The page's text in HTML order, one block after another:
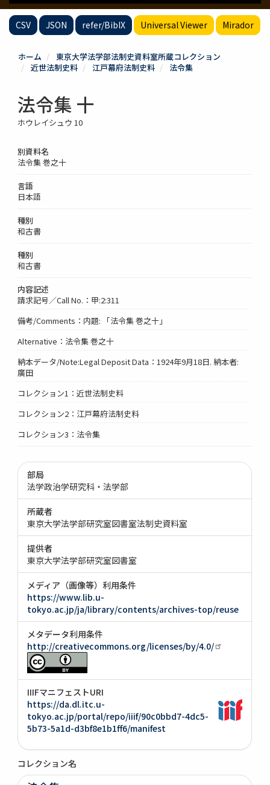
CSV JSON refer/BibIX Universal Viewer Mirador
ホーム
東京大学法学部法制史資料室所蔵コレクション
近世法制史料
江戸幕府法制史料 法令集
法令集 十
ホウレイシュウ 10
別資料名
法令集 巻之十
言語
日本語
種別
和古書
種別
和古書
内容記述
請求記号／Call No.：甲:2:311
備考/Comments：内題: 「法令集 巻之十」
Alternative：法令集 巻之十
納本データ/Note:Legal Deposit Data：1924年9月18日. 納本者:
廣田
コレクション1：近世法制史料
コレクション2：江戸幕府法制史料
コレクション3：法令集
部局
法学政治学研究科・法学部
所蔵者
東京大学法学部研究室図書室法制史資料室
提供者
東京大学法学部研究室図書室
メディア（画像等）利用条件
https://www.lib.u-
tokyo.ac.jp/ja/library/contents/archives-top/reuse
メタデータ利用条件
http://creativecommons.org/licenses/by/4.0/
IIIFマニフェストURI
https://da.dl.itc.u-
tokyo.ac.jp/portal/repo/iiif/90c0bbd7-4dc5-
5b73-5a1d-d3bf8e1b1ff6/manifest
コレクション名